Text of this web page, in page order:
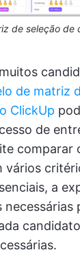
de seleção de
de matriz
ClickUp
de
comparar
vários
a